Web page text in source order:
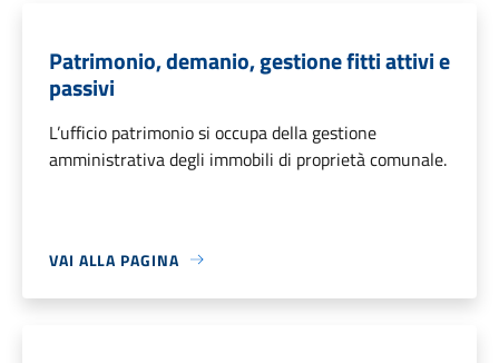
Patrimonio, demanio, gestione fitti attivi e
passivi
L’ufficio patrimonio si occupa della gestione
amministrativa degli immobili di proprietà comunale.
VAI ALLA PAGINA